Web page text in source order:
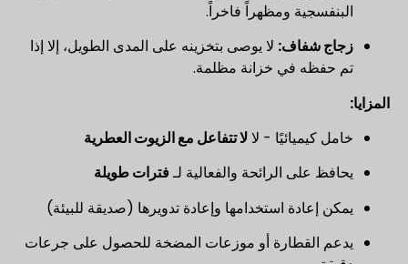
البنفسجية ومظهراً فاخراً.
زجاج شفاف: لا يوصى بتخزينه على المدى الطويل، إلا إذا
تم حفظه في خزانة مظلمة.
المزايا:
خامل كيميائيًا - لالا تتفاعل مع الزيوت العطرية
يحافظ على الرائحة والفعالية لـفترات طويلة
يمكن إعادة استخدامها وإعادة تدويرها (صديقة للبيئة)
يدعم القطارة أو موزعات المضخة للحصول على جرعات